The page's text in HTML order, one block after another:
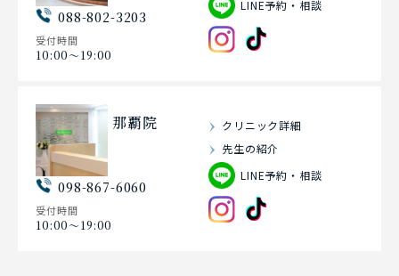
088-802-3203
受付時間
10:00〜19:00
LINE予約・相談
那覇院
098-867-6060
受付時間
10:00〜19:00
クリニック詳細
先生の紹介
LINE予約・相談